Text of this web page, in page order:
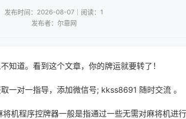
发布时间：2026-08-07｜阅读：1
发布者：尔靠网
知道。看到这个文章，你的牌运就要转了！
一对一指导，添加微信号; kkss8691 随时交流 。
机程序控牌器一般是指通过一些无需对麻将机进